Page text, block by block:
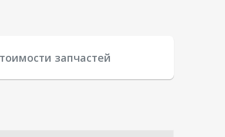
запчастей